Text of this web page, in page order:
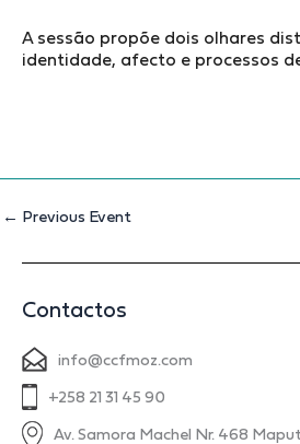
A sessão propõe dois olhares
identidade, afecto e processos
← Previous Event
Contactos
info@ccfmoz.com
+258 21 31 45 90
Av. Samora Machel Nr. 468